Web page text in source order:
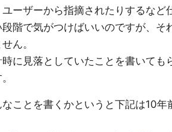
ユーザーから指摘されたりするなど
段階で気がつけばいいのですが、
ん。
に見落としていたことを書いても
なことを書くかというと下記は10